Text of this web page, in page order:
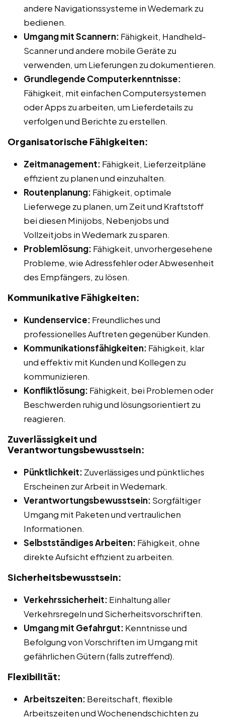
andere Navigationssysteme in Wedemark zu
bedienen.
Umgang mit Scannern: Fähigkeit, Handheld-
Scanner und andere mobile Geräte zu
verwenden, um Lieferungen zu dokumentieren.
Grundlegende Computerkenntnisse:
Fähigkeit, mit einfachen Computersystemen
oder Apps zu arbeiten, um Lieferdetails zu
verfolgen und Berichte zu erstellen.
Organisatorische Fähigkeiten:
Zeitmanagement: Fähigkeit, Lieferzeitpläne
effizient zu planen und einzuhalten.
Routenplanung: Fähigkeit, optimale
Lieferwege zu planen, um Zeit und Kraftstoff
bei diesen Minijobs, Nebenjobs und
Vollzeitjobs in Wedemark zu sparen.
Problemlösung: Fähigkeit, unvorhergesehene
Probleme, wie Adressfehler oder Abwesenheit
des Empfängers, zu lösen.
Kommunikative Fähigkeiten:
Kundenservice: Freundliches und
professionelles Auftreten gegenüber Kunden.
Kommunikationsfähigkeiten: Fähigkeit, klar
und effektiv mit Kunden und Kollegen zu
kommunizieren.
Konfliktlösung: Fähigkeit, bei Problemen oder
Beschwerden ruhig und lösungsorientiert zu
reagieren.
Zuverlässigkeit und
Verantwortungsbewusstsein:
Pünktlichkeit: Zuverlässiges und pünktliches
Erscheinen zur Arbeit in Wedemark.
Verantwortungsbewusstsein: Sorgfältiger
Umgang mit Paketen und vertraulichen
Informationen.
Selbstständiges Arbeiten: Fähigkeit, ohne
direkte Aufsicht effizient zu arbeiten.
Sicherheitsbewusstsein:
Verkehrssicherheit: Einhaltung aller
Verkehrsregeln und Sicherheitsvorschriften.
Umgang mit Gefahrgut: Kenntnisse und
Befolgung von Vorschriften im Umgang mit
gefährlichen Gütern (falls zutreffend).
Flexibilität:
Arbeitszeiten: Bereitschaft, flexible
Arbeitszeiten und Wochenendschichten zu